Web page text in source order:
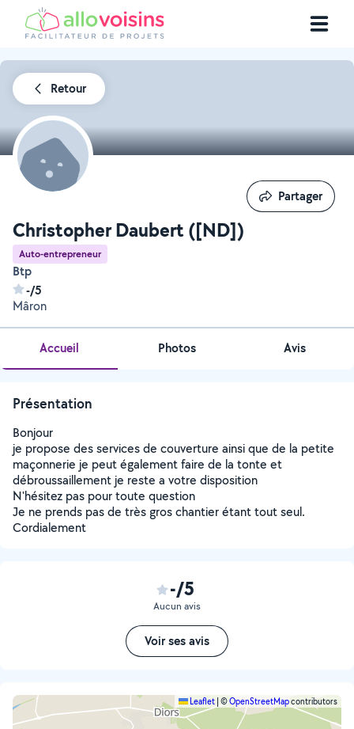
Retour
Christopher Daubert ([ND])
Auto-entrepreneur
Btp
-/5
Mâron
Partager
Partager
Accueil Photos Avis
Présentation
Bonjour
je propose des services de couverture ainsi que de la petite
maçonnerie je peut également faire de la tonte et
débroussaillement je reste a votre disposition
N'hésitez pas pour toute question
Je ne prends pas de très gros chantier étant tout seul.
Cordialement
-/5
Aucun avis
Voir ses avis
Leaflet ©OpenStreetMapcontributors